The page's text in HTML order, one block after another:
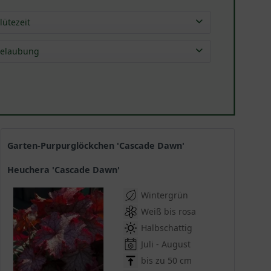
Mai(3)
Sep(7)
Garten-Purpurglöckchen 'Cascade Dawn'
Heuchera 'Cascade Dawn'
Wintergrün
Weiß bis rosa
Halbschattig
Juli - August
bis zu 50 cm